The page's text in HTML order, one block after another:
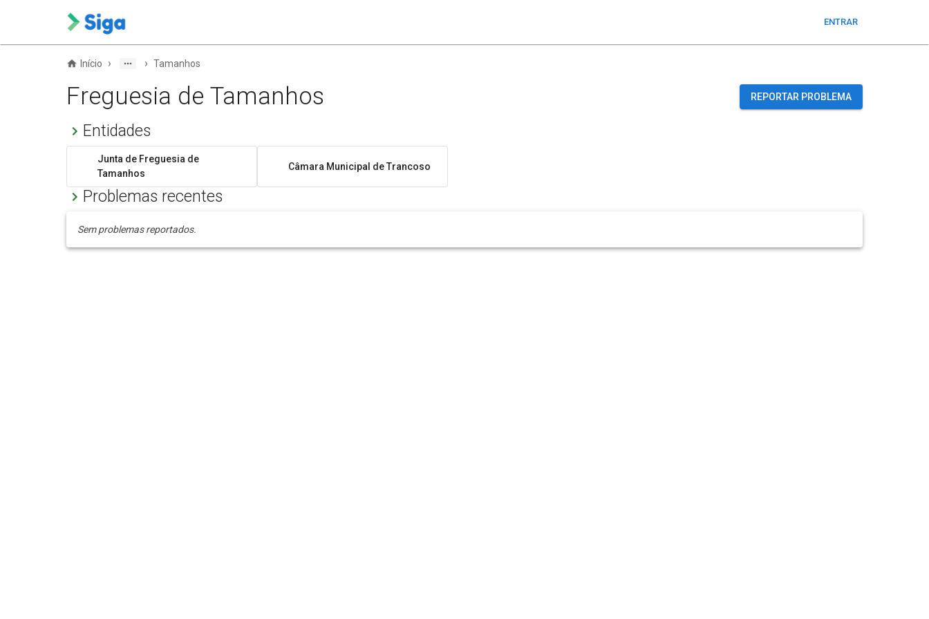
ENTRAR
Início › › Tamanhos
Freguesia de Tamanhos REPORTAR PROBLEMA
Entidades
Junta de Freguesia de
Tamanhos
Câmara Municipal de Trancoso
Problemas recentes
Sem problemas reportados.